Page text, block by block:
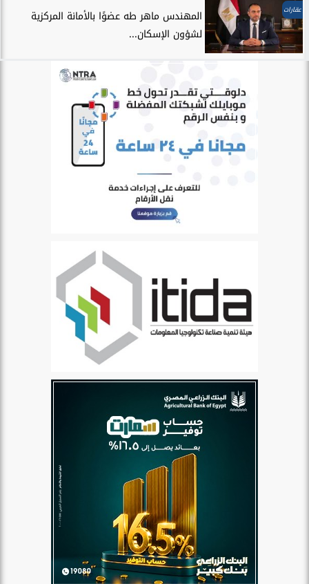
عقارات
المهندس ماهر طه عضوًا بالأمانة المركزية
لشؤون الإسكان...